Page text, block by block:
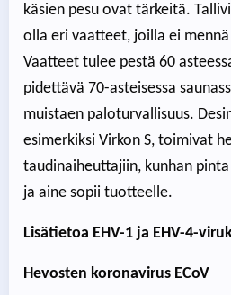
käsien pesu ovat tärkeitä.
olla eri vaatteet, joilla ei
Vaatteet tulee pestä 60
pidettävä 70-asteisessa
muistaen paloturvallisuus.
esimerkiksi Virkon S, toimivat
taudinaiheuttajiin, kunhan
ja aine sopii tuotteelle.
Lisätietoa EHV-1 ja EHV-4-
Hevosten koronavirus ECoV